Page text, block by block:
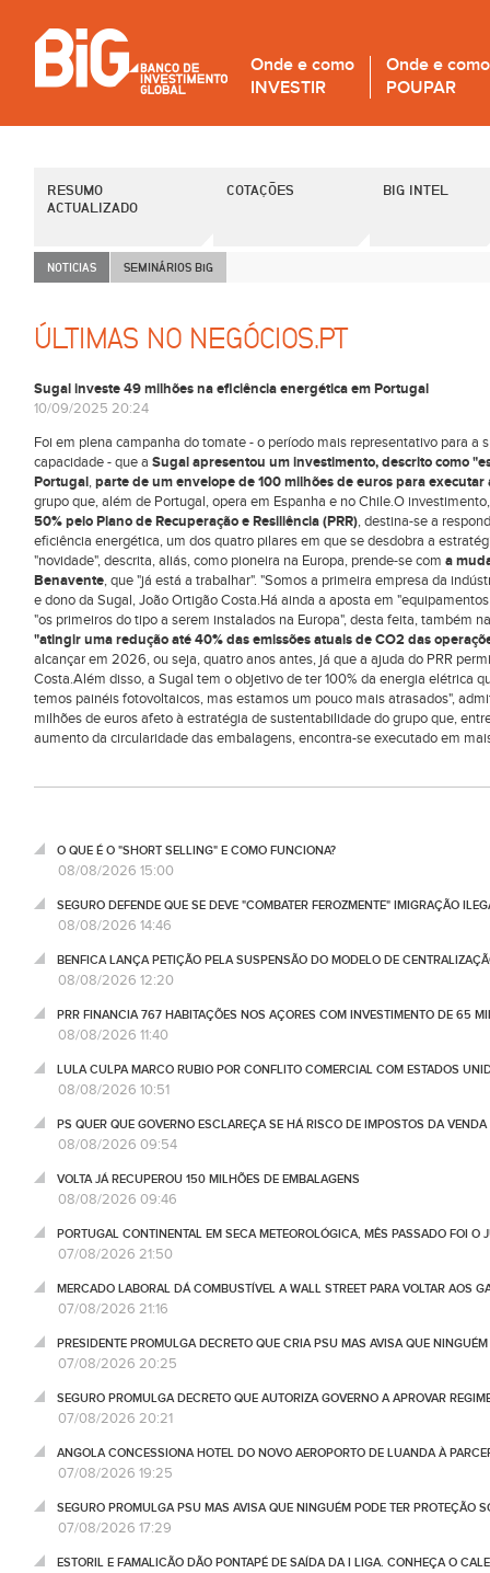
Onde e como
INVESTIR
Onde e como
POUPAR
RESUMO
ACTUALIZADO
COTAÇÕES BIG INTEL
NOTICIAS SEMINÁRIOS BiG
ÚLTIMAS NO NEGÓCIOS.PT
Sugal investe 49 milhões na eficiência energética em Portugal
10/09/2025 20:24
Foi em plena campanha do tomate - o período mais representativo para a
capacidade - que a Sugal apresentou um investimento, descrito como
Portugal,parte de um envelope de 100 milhões de euros para
grupo que, além de Portugal, opera em Espanha e no Chile.O
50% pelo Plano de Recuperação e Resiliência (PRR), destina-se a
eficiência energética, um dos quatro pilares em que se desdobra a
"novidade", descrita, aliás, como pioneira na Europa, prende-se com a
Benavente, que "já está a trabalhar". "Somos a primeira empresa da
e dono da Sugal, João Ortigão Costa.Há ainda a aposta em
"os primeiros do tipo a serem instalados na Europa", desta feita, também
"atingir uma redução até 40% das emissões atuais de CO2 das
alcançar em 2026, ou seja, quatro anos antes, já que a ajuda do PRR
Costa.Além disso, a Sugal tem o objetivo de ter 100% da energia elétrica
temos painéis fotovoltaicos, mas estamos um pouco mais atrasados",
milhões de euros afeto à estratégia de sustentabilidade do grupo que,
aumento da circularidade das embalagens, encontra-se executado em
O QUE É O "SHORT SELLING" E COMO FUNCIONA?
08/08/2026 15:00
SEGURO DEFENDE QUE SE DEVE "COMBATER FEROZMENTE" IMIGRAÇÃO
08/08/2026 14:46
BENFICA LANÇA PETIÇÃO PELA SUSPENSÃO DO MODELO DE
08/08/2026 12:20
PRR FINANCIA 767 HABITAÇÕES NOS AÇORES COM INVESTIMENTO DE 65
08/08/2026 11:40
LULA CULPA MARCO RUBIO POR CONFLITO COMERCIAL COM ESTADOS
08/08/2026 10:51
PS QUER QUE GOVERNO ESCLAREÇA SE HÁ RISCO DE IMPOSTOS DA
08/08/2026 09:54
VOLTA JÁ RECUPEROU 150 MILHÕES DE EMBALAGENS
08/08/2026 09:46
PORTUGAL CONTINENTAL EM SECA METEOROLÓGICA, MÊS PASSADO FOI O
07/08/2026 21:50
MERCADO LABORAL DÁ COMBUSTÍVEL A WALL STREET PARA VOLTAR AOS
07/08/2026 21:16
PRESIDENTE PROMULGA DECRETO QUE CRIA PSU MAS AVISA QUE
07/08/2026 20:25
SEGURO PROMULGA DECRETO QUE AUTORIZA GOVERNO A APROVAR
07/08/2026 20:21
ANGOLA CONCESSIONA HOTEL DO NOVO AEROPORTO DE LUANDA À
07/08/2026 19:25
SEGURO PROMULGA PSU MAS AVISA QUE NINGUÉM PODE TER PROTEÇÃO
07/08/2026 17:29
ESTORIL E FAMALICÃO DÃO PONTAPÉ DE SAÍDA DA I LIGA. CONHEÇA O